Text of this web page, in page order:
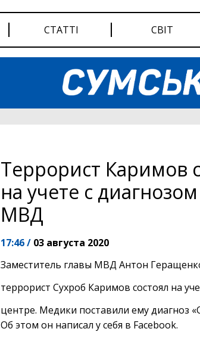
СТАТТІ СВІТ
Террорист Каримов
на учете с
МВД
17:46 / 03 августа 2020
Заместитель главы МВД Антон
террорист Сухроб Каримов состоял на
центре. Медики поставили ему диагноз
Об этом он написал у себя в Facebook.